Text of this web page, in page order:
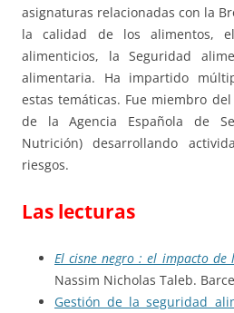
asignaturas relacionadas con la
la calidad de los alimentos,
alimenticios, la Seguridad
alimentaria. Ha impartido
estas temáticas. Fue miembro
de la Agencia Española de
Nutrición) desarrollando
riesgos.
Las lecturas
El cisne negro : el impacto
Nassim Nicholas Taleb.
Gestión de la seguridad